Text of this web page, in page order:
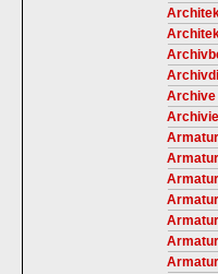
Archive